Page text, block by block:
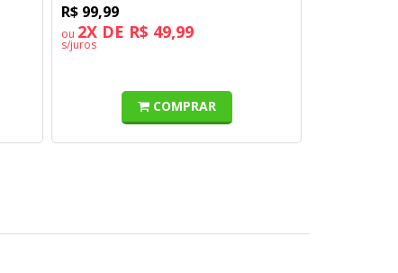
R$ 99,99
ou 2X DE R$ 49,99
s/juros
COMPRAR